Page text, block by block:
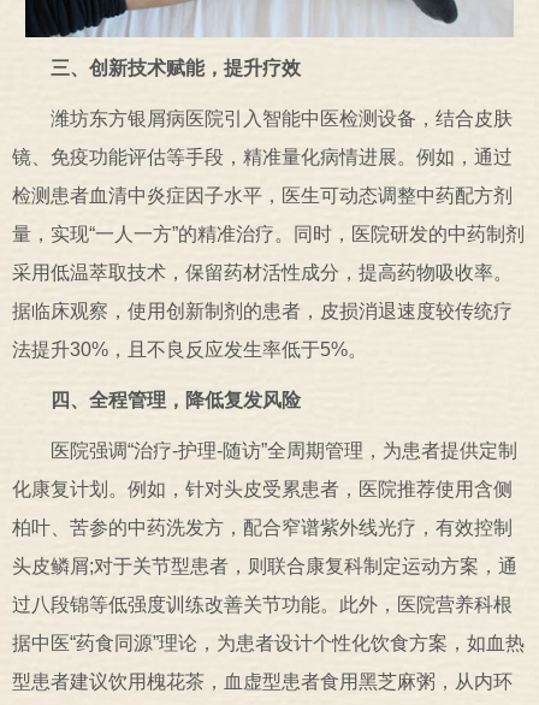
三、创新技术赋能，提升疗效
潍坊东方银屑病医院引入智能中医检测设备，结合皮肤
镜、免疫功能评估等手段，精准量化病情进展。例如，通过
检测患者血清中炎症因子水平，医生可动态调整中药配方剂
量，实现“一人一方”的精准治疗。同时，医院研发的中药制剂
采用低温萃取技术，保留药材活性成分，提高药物吸收率。
据临床观察，使用创新制剂的患者，皮损消退速度较传统疗
法提升30%，且不良反应发生率低于5%。
四、全程管理，降低复发风险
医院强调“治疗-护理-随访”全周期管理，为患者提供定制
化康复计划。例如，针对头皮受累患者，医院推荐使用含侧
柏叶、苦参的中药洗发方，配合窄谱紫外线光疗，有效控制
头皮鳞屑;对于关节型患者，则联合康复科制定运动方案，通
过八段锦等低强度训练改善关节功能。此外，医院营养科根
据中医“药食同源”理论，为患者设计个性化饮食方案，如血热
型患者建议饮用槐花茶，血虚型患者食用黑芝麻粥，从内环